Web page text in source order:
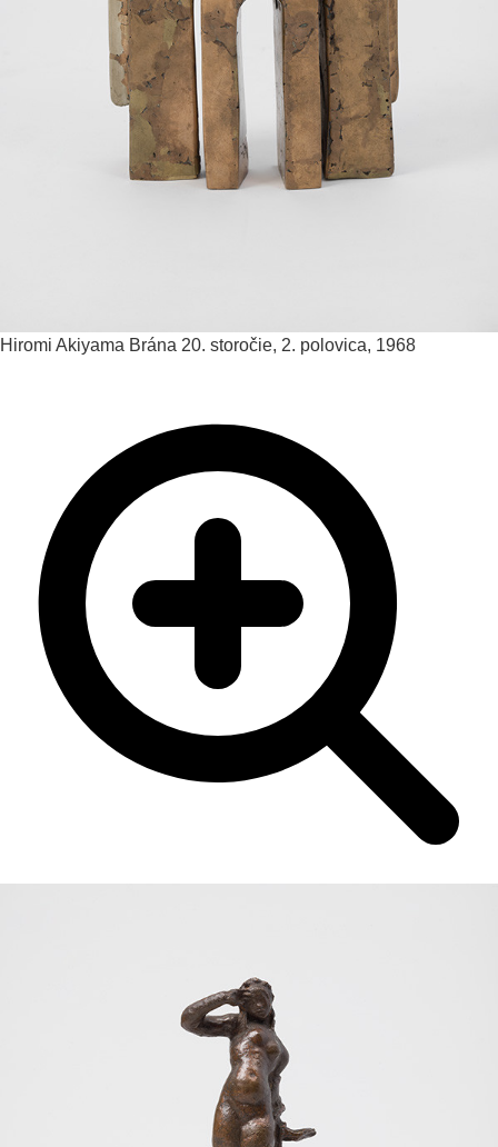
Hiromi Akiyama Brána 20. storočie, 2. polovica, 1968